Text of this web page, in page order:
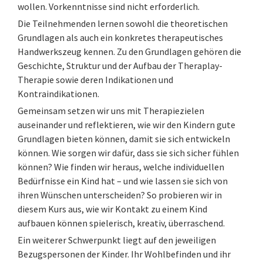
wollen. Vorkenntnisse sind nicht erforderlich.
Die Teilnehmenden lernen sowohl die theoretischen
Grundlagen als auch ein konkretes therapeutisches
Handwerkszeug kennen. Zu den Grundlagen gehören die
Geschichte, Struktur und der Aufbau der Theraplay-
Therapie sowie deren Indikationen und
Kontraindikationen.
Gemeinsam setzen wir uns mit Therapiezielen
auseinander und reflektieren, wie wir den Kindern gute
Grundlagen bieten können, damit sie sich entwickeln
können. Wie sorgen wir dafür, dass sie sich sicher fühlen
können? Wie finden wir heraus, welche individuellen
Bedürfnisse ein Kind hat – und wie lassen sie sich von
ihren Wünschen unterscheiden? So probieren wir in
diesem Kurs aus, wie wir Kontakt zu einem Kind
aufbauen können spielerisch, kreativ, überraschend.
Ein weiterer Schwerpunkt liegt auf den jeweiligen
Bezugspersonen der Kinder. Ihr Wohlbefinden und ihr